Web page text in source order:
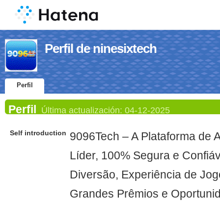
Perfil de ninesixtech
Perfil
Perfil Última actualización: 04-12-2025
Self introduction 9096Tech – A Plataforma de
Líder, 100% Segura e
Diversão, Experiência de
Grandes Prêmios e